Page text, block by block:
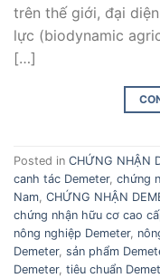
trên thế giới, đại
lực (biodynamic
[…]
Posted in CHỨNG NHẬN
canh tác Demeter, chứng
Nam, CHỨNG NHẬN
chứng nhận hữu cơ cao
nông nghiệp Demeter,
Demeter, sản phẩm
Demeter, tiêu chuẩn